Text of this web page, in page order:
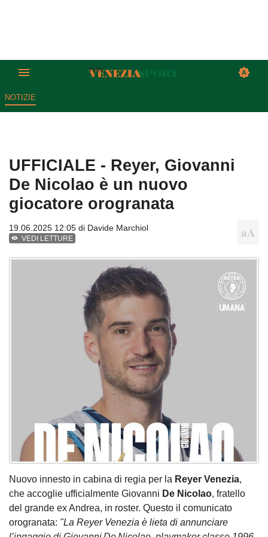
NOTIZIE
UFFICIALE - Reyer, Giovanni
De Nicolao è un nuovo
giocatore orogranata
19.06.2025 12:05 di Davide Marchiol
VEDI LETTURE
Nuovo innesto in cabina di regia per la Reyer Venezia,
che accoglie ufficialmente Giovanni De Nicolao, fratello
del grande ex Andrea, in roster. Questo il comunicato
orogranata: "La Reyer Venezia è lieta di annunciare